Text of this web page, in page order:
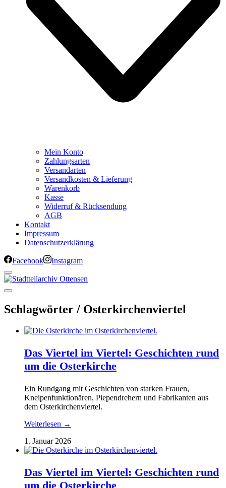
Mein Konto
Zahlungsarten
Versandarten
Versandkosten & Lieferung
Warenkorb
Kasse
Widerruf & Rücksendung
AGB
Kontakt
Impressum
Datenschutzerklärung
Facebook Instagram
Schlagwörter / Osterkirchenviertel
Das Viertel im Viertel: Geschichten rund
um die Osterkirche
Ein Rundgang mit Geschichten von starken Frauen,
Kneipenfunktionären, Piependrehern und Fabrikanten aus
dem Osterkirchenviertel.
Weiterlesen →
1. Januar 2026
Das Viertel im Viertel: Geschichten rund
um die Osterkirche